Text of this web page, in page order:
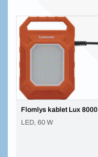
Flomlys kablet Lux 8000
LED, 60 W